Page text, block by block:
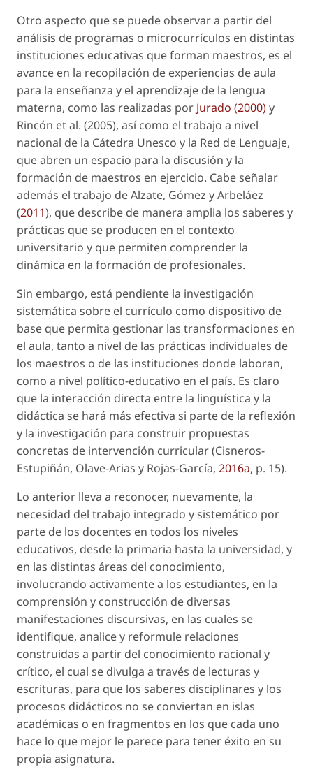
Otro aspecto que se puede observar a partir del
análisis de programas o microcurrículos en distintas
instituciones educativas que forman maestros, es el
avance en la recopilación de experiencias de aula
para la enseñanza y el aprendizaje de la lengua
materna, como las realizadas por Jurado (2000)y
Rincón et al. (2005), así como el trabajo a nivel
nacional de la Cátedra Unesco y la Red de Lenguaje,
que abren un espacio para la discusión y la
formación de maestros en ejercicio. Cabe señalar
además el trabajo de Alzate, Gómez y Arbeláez
(2011), que describe de manera amplia los saberes y
prácticas que se producen en el contexto
universitario y que permiten comprender la
dinámica en la formación de profesionales.
Sin embargo, está pendiente la investigación
sistemática sobre el currículo como dispositivo de
base que permita gestionar las transformaciones en
el aula, tanto a nivel de las prácticas individuales de
los maestros o de las instituciones donde laboran,
como a nivel político-educativo en el país. Es claro
que la interacción directa entre la lingüística y la
didáctica se hará más efectiva si parte de la reflexión
y la investigación para construir propuestas
concretas de intervención curricular (Cisneros-
Estupiñán, Olave-Arias y Rojas-García, 2016a, p. 15).
Lo anterior lleva a reconocer, nuevamente, la
necesidad del trabajo integrado y sistemático por
parte de los docentes en todos los niveles
educativos, desde la primaria hasta la universidad, y
en las distintas áreas del conocimiento,
involucrando activamente a los estudiantes, en la
comprensión y construcción de diversas
manifestaciones discursivas, en las cuales se
identifique, analice y reformule relaciones
construidas a partir del conocimiento racional y
crítico, el cual se divulga a través de lecturas y
escrituras, para que los saberes disciplinares y los
procesos didácticos no se conviertan en islas
académicas o en fragmentos en los que cada uno
hace lo que mejor le parece para tener éxito en su
propia asignatura.